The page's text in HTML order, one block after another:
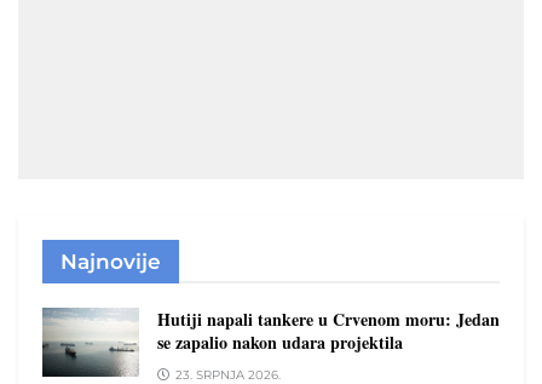
Najnovije
Hutiji napali tankere u Crvenom moru: Jedan
se zapalio nakon udara projektila
23. SRPNJA 2026.